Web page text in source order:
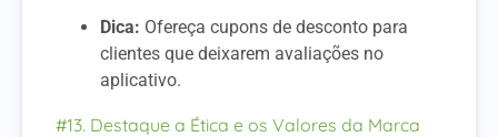
Dica: Ofereça cupons de desconto para
clientes que deixarem avaliações no
aplicativo.
#13. Destaque a Ética e os Valores da Marca